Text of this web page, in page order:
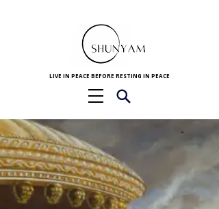
LIVE IN PEACE BEFORE RESTING IN PEACE